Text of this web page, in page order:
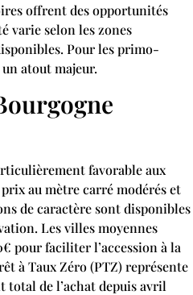
offrent des opportunités
varie selon les zones
Pour les primo-
atout majeur.
favorable aux
au mètre carré modérés et
de caractère sont disponibles
Les villes moyennes
pour faciliter l’accession à la
à Taux Zéro (PTZ) représente
total de l’achat depuis avril